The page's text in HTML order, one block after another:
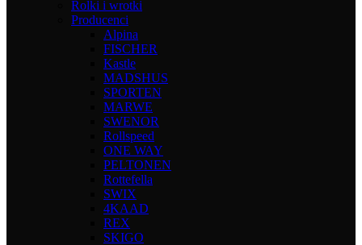
Rolki i wrotki
Producenci
Alpina
FISCHER
Kastle
MADSHUS
SPORTEN
MARWE
SWENOR
Rollspeed
ONE WAY
PELTONEN
Rottefella
SWIX
4KAAD
REX
SKIGO